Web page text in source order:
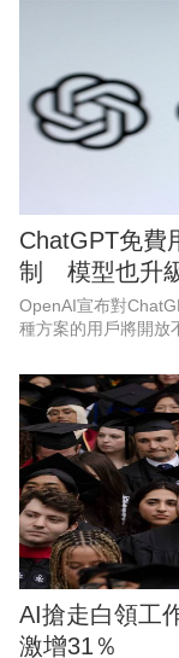
ChatGPT免費
制 模型也升
OpenAI宣布對
種方案的用戶將開放
AI搶走白領工
激增31％